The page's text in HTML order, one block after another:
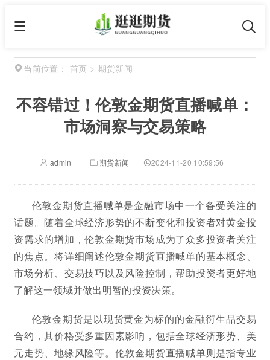
当前位置： 首页 > 期货新闻
不容错过！伦敦金期货直播喊单：
市场洞察与交易策略
admin 期货新闻 2024-11-20 10:59:56
伦敦金期货直播喊单是金融市场中一个备受关注的
话题。随着全球经济形势的不断变化和投资者对黄金投
资需求的增加，伦敦金期货市场成为了众多投资者关注
的焦点。将详细阐述伦敦金期货直播喊单的基本概念、
市场分析、交易技巧以及风险控制，帮助投资者更好地
了解这一领域并做出明智的投资决策。
伦敦金期货是以现货黄金为标的的金融衍生品交易
合约，其价格受多重因素影响，包括全球经济形势、美
元走势、地缘风险等。伦敦金期货直播喊单则是指专业